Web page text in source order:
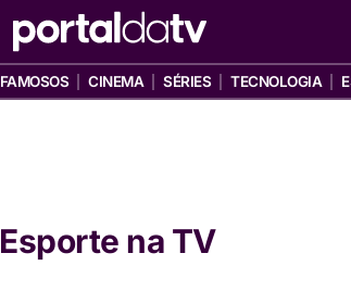
FAMOSOS CINEMA SÉRIES TECNOLOGIA
Esporte na TV